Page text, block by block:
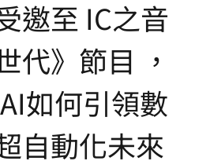
邀至 IC之音
代》節目 ，
如何引領數
自動化未來